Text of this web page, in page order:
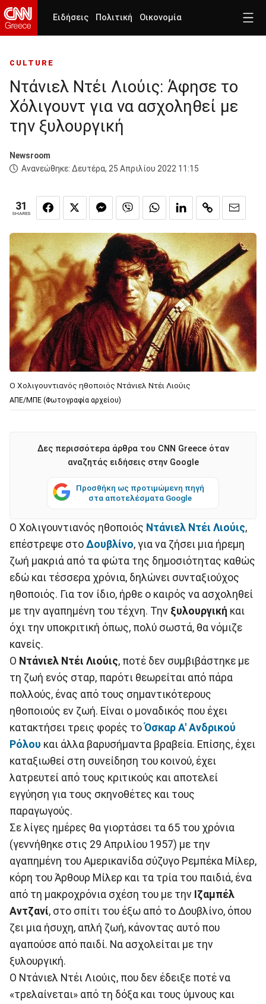
Ειδήσεις Πολιτική Οικονομία
CULTURE
Ντάνιελ Ντέι Λιούις: Άφησε το
Χόλιγουντ για να ασχοληθεί με
την ξυλουργική
Newsroom
Ανανεώθηκε: Δευτέρα, 25 Απριλίου 2022 11:15
31
SHARES
Ο Χολιγουντιανός ηθοποιός Ντάνιελ Ντέι Λιούις
ΑΠΕ/ΜΠΕ (Φωτογραφία αρχείου)
Δες περισσότερα άρθρα του CNN Greece όταν
αναζητάς ειδήσεις στην Google
Προσθήκη ως προτιμώμενη πηγή
στα αποτελέσματα Google
Ο Χολιγουντιανός ηθοποιός Ντάνιελ Ντέι Λιούις,
επέστρεψε στο Δουβλίνο, για να ζήσει μια ήρεμη
ζωή μακριά από τα φώτα της δημοσιότητας καθώς
εδώ και τέσσερα χρόνια, δηλώνει συνταξιούχος
ηθοποιός. Για τον ίδιο, ήρθε ο καιρός να ασχοληθεί
με την αγαπημένη του τέχνη. Την ξυλουργική και
όχι την υποκριτική όπως, πολύ σωστά, θα νόμιζε
κανείς.
Ο Ντάνιελ Ντέι Λιούις, ποτέ δεν συμβιβάστηκε με
τη ζωή ενός σταρ, παρότι θεωρείται από πάρα
πολλούς, ένας από τους σημαντικότερους
ηθοποιούς εν ζωή. Είναι ο μοναδικός που έχει
κατακτήσει τρεις φορές τοΌσκαρ Α' Ανδρικού
Ρόλου και άλλα βαρυσήμαντα βραβεία. Επίσης, έχει
καταξιωθεί στη συνείδηση του κοινού, έχει
λατρευτεί από τους κριτικούς και αποτελεί
εγγύηση για τους σκηνοθέτες και τους
παραγωγούς.
Σε λίγες ημέρες θα γιορτάσει τα 65 του χρόνια
(γεννήθηκε στις 29 Απριλίου 1957) με την
αγαπημένη του Αμερικανίδα σύζυγο Ρεμπέκα Μίλερ,
κόρη του Άρθουρ Μίλερ και τα τρία του παιδιά, ένα
από τη μακροχρόνια σχέση του με την Ιζαμπέλ
Αντζανί, στο σπίτι του έξω από το Δουβλίνο, όπου
ζει μια ήσυχη, απλή ζωή, κάνοντας αυτό που
αγαπούσε από παιδί. Να ασχολείται με την
ξυλουργική.
Ο Ντάνιελ Ντέι Λιούις, που δεν έδειξε ποτέ να
«τρελαίνεται» από τη δόξα και τους ύμνους και